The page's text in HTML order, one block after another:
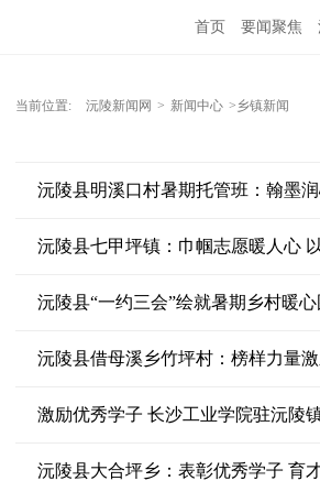
首页 要闻聚焦
当前位置: 沅陵新闻网 > 新闻中心 >乡镇新闻
沅陵县明溪口村暑期托管班：翰墨
沅陵县七甲坪镇：巾帼志愿暖人心
沅陵县“一约三会”绘就暑期乡村暖
沅陵县借母溪乡竹坪村：榜样力量
激励优秀学子 长沙工业学院驻沅陵
沅陵县大合坪乡：表彰优秀学子 育